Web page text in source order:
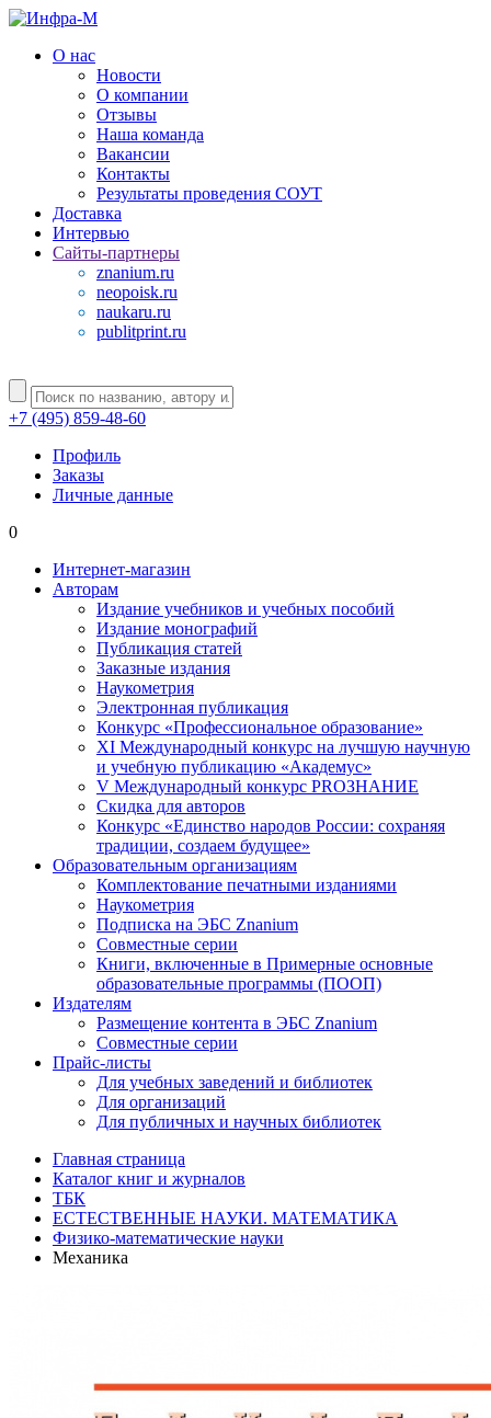
О нас
Новости
О компании
Отзывы
Наша команда
Вакансии
Контакты
Результаты проведения СОУТ
Доставка
Интервью
Сайты-партнеры
znanium.ru
neopoisk.ru
naukaru.ru
publitprint.ru
+7 (495) 859-48-60
Профиль
Заказы
Личные данные
0
Интернет-магазин
Авторам
Издание учебников и учебных пособий
Издание монографий
Публикация статей
Заказные издания
Наукометрия
Электронная публикация
Конкурс «Профессиональное образование»
XI Международный конкурс на лучшую научную
и учебную публикацию «Академус»
V Международный конкурс PROЗНАНИЕ
Скидка для авторов
Конкурс «Единство народов России: сохраняя
традиции, создаем будущее»
Образовательным организациям
Комплектование печатными изданиями
Наукометрия
Подписка на ЭБС Znanium
Совместные серии
Книги, включенные в Примерные основные
образовательные программы (ПООП)
Издателям
Размещение контента в ЭБС Znanium
Совместные серии
Прайс-листы
Для учебных заведений и библиотек
Для организаций
Для публичных и научных библиотек
Главная страница
Каталог книг и журналов
ТБК
ЕСТЕСТВЕННЫЕ НАУКИ. МАТЕМАТИКА
Физико-математические науки
Механика